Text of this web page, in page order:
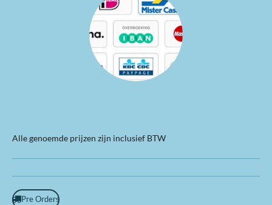
Alle genoemde prijzen zijn inclusief BTW
Pre Orders